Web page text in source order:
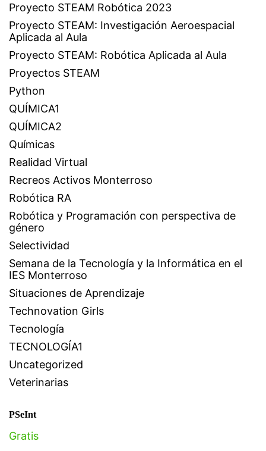
Proyecto STEAM Robótica 2023
Proyecto STEAM: Investigación Aeroespacial
Aplicada al Aula
Proyecto STEAM: Robótica Aplicada al Aula
Proyectos STEAM
Python
QUÍMICA1
QUÍMICA2
Químicas
Realidad Virtual
Recreos Activos Monterroso
Robótica RA
Robótica y Programación con perspectiva de
género
Selectividad
Semana de la Tecnología y la Informática en el
IES Monterroso
Situaciones de Aprendizaje
Technovation Girls
Tecnología
TECNOLOGÍA1
Uncategorized
Veterinarias
PSeInt
Gratis